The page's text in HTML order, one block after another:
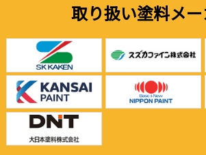
取り扱い塗料メ